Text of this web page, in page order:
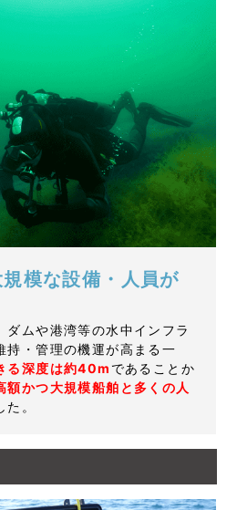
模な設備・人員が
ダムや港湾等の水中インフラ
持・管理の機運が高まる一
る深度は約40m であることか
額かつ大規模船舶と多くの人
。